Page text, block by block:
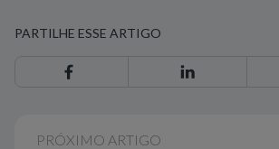
PARTILHE ESSE ARTIGO
PRÓXIMO ARTIGO